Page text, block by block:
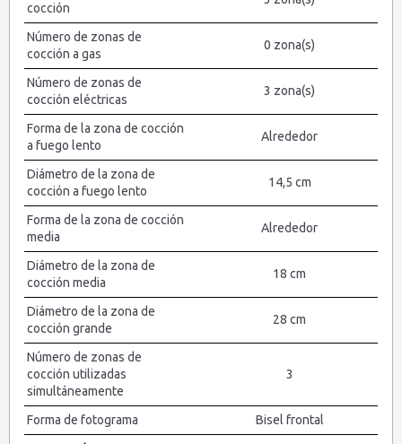
cocción
Número de zonas de
cocción a gas
0 zona(s)
Número de zonas de
cocción eléctricas
3 zona(s)
Forma de la zona de cocción
a fuego lento
Alrededor
Diámetro de la zona de
cocción a fuego lento
14,5 cm
Forma de la zona de cocción
media
Alrededor
Diámetro de la zona de
cocción media
18 cm
Diámetro de la zona de
cocción grande
28 cm
Número de zonas de
cocción utilizadas
simultáneamente
3
Forma de fotograma
Bisel frontal